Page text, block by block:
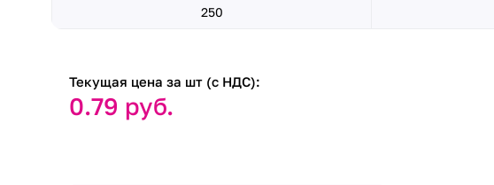
250
Текущая цена за шт (с НДС):
0.79 руб.